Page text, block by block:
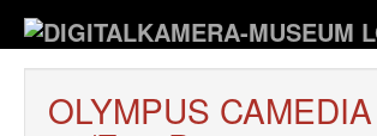
Hauptinhalt
springen
OLYMPUS